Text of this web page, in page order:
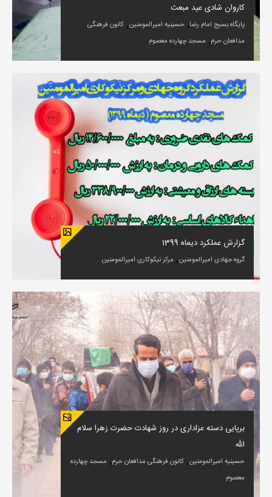
کاروان شادی عید مبعث
پایگاه بسیج امام رضا, حسینیه امیرالمومنین, کانون فرهنگی
مدافعان حرم, مسجد چهارده معصوم
گزارش عملکرد دیماه 1399
گروه جهادی امیرالمومنین, مرکز نیکوکاری امیرالمومنین
برپایی دسته عزاداری در روز شهادت حضرت زهرا سلام
الله
حسینیه امیرالمومنین, کانون فرهنگی مدافعان حرم, مسجد چهارده
معصوم